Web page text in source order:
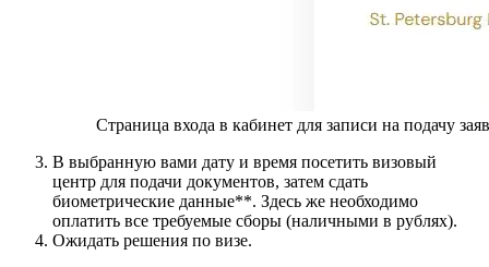
Страница входа в кабинет для записи на подачу
В выбранную вами дату и время посетить визовый
центр для подачи документов, затем сдать
биометрические данные**. Здесь же необходимо
оплатить все требуемые сборы (наличными в рублях).
Ожидать решения по визе.